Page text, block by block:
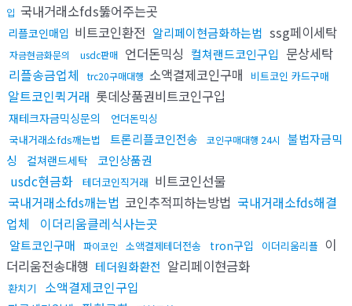
입 국내거래소fds뚫어주는곳
리플코인매입 비트코인환전 알리페이현금화하는법 ssg페이세탁
자금현금화문의 usdc판매 언더돈믹싱 컬쳐랜드코인구입 문상세탁
리플송금업체
trc20구매대행 소액결제코인구매 비트코인 카드구매
알트코인퀵거래 롯데상품권비트코인구입
재테크자금믹싱문의
언더돈믹싱
국내거래소fds깨는법
트론리플코인전송 코인구매대행 24시
불법자금믹
싱
컬쳐랜드세탁 코인상품권
usdc현금화 테더코인직거래 비트코인선물
국내거래소fds깨는법 코인추적피하는방법 국내거래소fds해결
업체
이더리움클레식사는곳
알트코인구매 파이코인 소액결제테더전송 tron구입 이더리움리플 이
더리움전송대행 테더원화환전 알리페이현금화
환치기 소액결제코인구입